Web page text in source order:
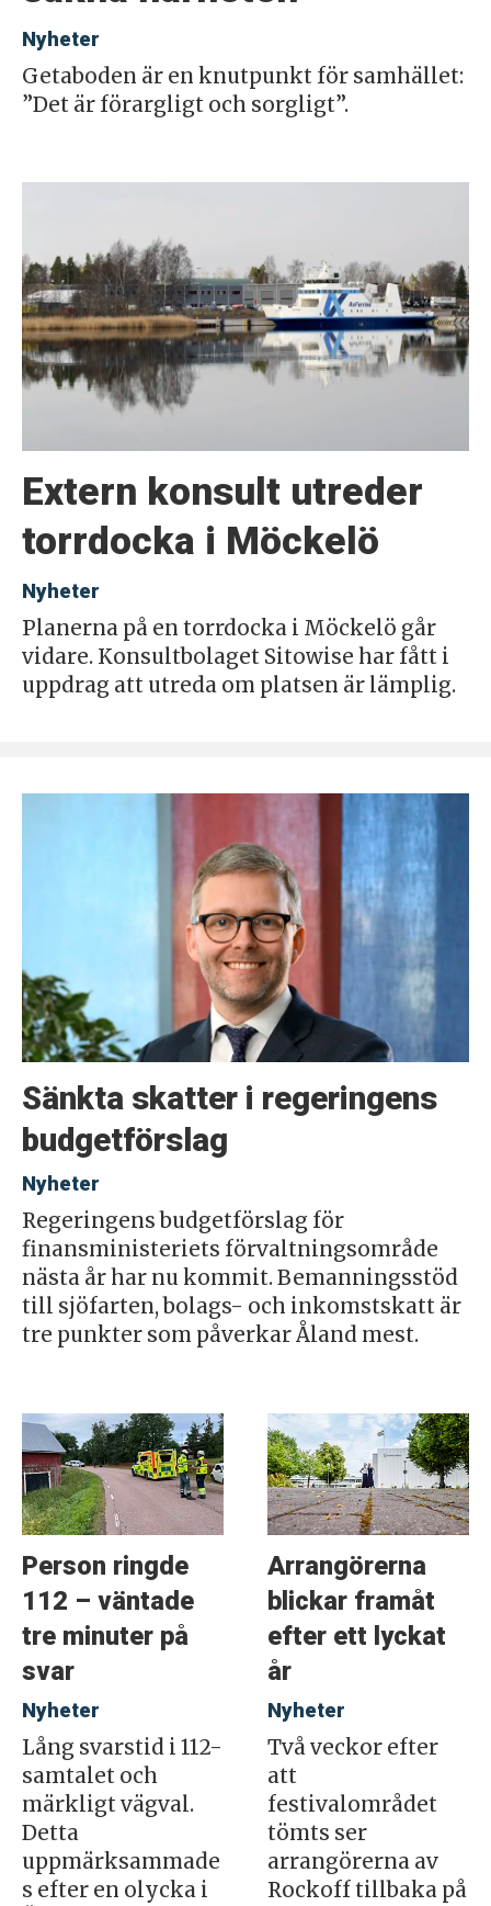
Nyheter
Getaboden är en knutpunkt för samhället:
”Det är förargligt och sorgligt”.
Extern konsult utreder
torrdocka i Möckelö
Nyheter
Planerna på en torrdocka i Möckelö går
vidare. Konsultbolaget Sitowise har fått i
uppdrag att utreda om platsen är lämplig.
Sänkta skatter i regeringens
budgetförslag
Nyheter
Regeringens budgetförslag för
finansministeriets förvaltningsområde
nästa år har nu kommit. Bemanningsstöd
till sjöfarten, bolags- och inkomstskatt är
tre punkter som påverkar Åland mest.
Person ringde
112 – väntade
tre minuter på
svar
Nyheter
Lång svarstid i 112-
samtalet och
märkligt vägval.
Detta
uppmärksammade
s efter en olycka i
Arrangörerna
blickar framåt
efter ett lyckat
år
Nyheter
Två veckor efter
att
festivalområdet
tömts ser
arrangörerna av
Rockoff tillbaka på